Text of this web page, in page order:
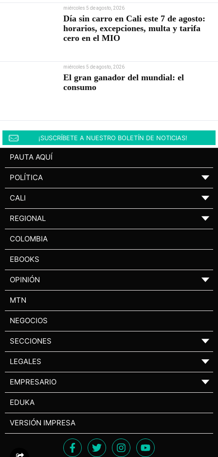
miércoles 5 de agosto, 2026
Día sin carro en Cali este 7 de agosto:
horarios, excepciones, multa y tarifa
cero en el MIO
miércoles 5 de agosto, 2026
El gran ganador del mundial: el
consumo
¡SUSCRÍBETE A NUESTRO BOLETÍN DE NOTICIAS!
PAUTA AQUÍ
POLÍTICA ▼
CALI ▼
REGIONAL ▼
COLOMBIA
EBOOKS
OPINIÓN ▼
MTN
NEGOCIOS
SECCIONES ▼
LEGALES ▼
EMPRESARIO ▼
EDUKA
VERSIÓN IMPRESA